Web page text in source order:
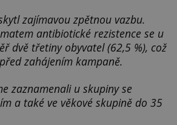
zajímavou zpětnou vazbu.
antibiotické rezistence se u
dvě třetiny obyvatel (62,5 %), což
zahájením kampaně.
zaznamenali u skupiny se
a také ve věkové skupině do 35